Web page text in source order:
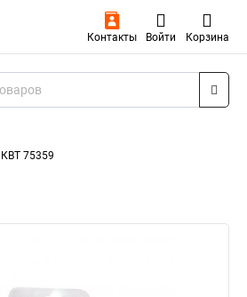
Контакты Войти Корзина
КВТ 75359